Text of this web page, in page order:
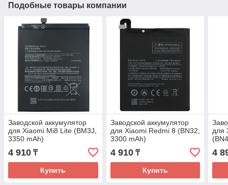
Подобные товары компании
Заводской аккумулятор
для Xiaomi Mi8 Lite (BM3J,
3350 mAh)
4 910 ₸
Купить
Заводской аккумулятор
для Xiaomi Redmi 8 (BN32,
3300 mAh)
4 910₸
Купить
для
4